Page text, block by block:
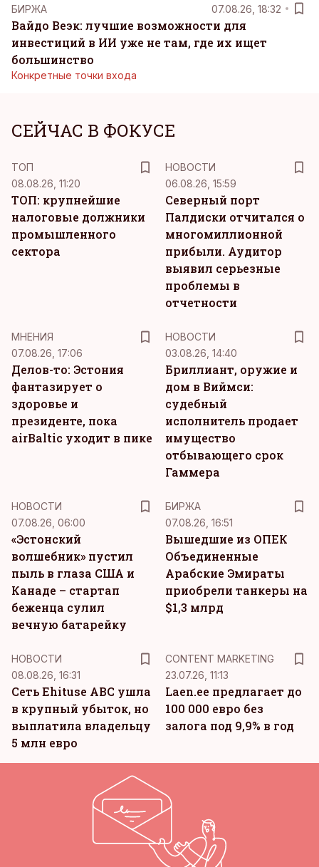
БИРЖА 07.08.26, 18:32
Вайдо Веэк: лучшие возможности для
инвестиций в ИИ уже не там, где их ищет
большинство
Конкретные точки входа
СЕЙЧАС В ФОКУСЕ
ТОП
08.08.26, 11:20
ТОП: крупнейшие
налоговые должники
промышленного
сектора
НОВОСТИ
06.08.26, 15:59
Северный порт
Палдиски отчитался о
многомиллионной
прибыли. Аудитор
выявил серьезные
проблемы в
отчетности
MНЕНИЯ
07.08.26, 17:06
Делов-то: Эстония
фантазирует о
здоровье и
президенте, пока
airBaltic уходит в пике
НОВОСТИ
03.08.26, 14:40
Бриллиант, оружие и
дом в Виймси:
судебный
исполнитель продает
имущество
отбывающего срок
Гаммера
НОВОСТИ
07.08.26, 06:00
«Эстонский
волшебник» пустил
пыль в глаза США и
Канаде – стартап
беженца сулил
вечную батарейку
БИРЖА
07.08.26, 16:51
Вышедшие из ОПЕК
Объединенные
Арабские Эмираты
приобрели танкеры на
$1,3 млрд
НОВОСТИ
08.08.26, 16:31
Сеть Ehituse ABC ушла
в крупный убыток, но
выплатила владельцу
5 млн евро
CONTENT MARKETING
23.07.26, 11:13
Laen.ee предлагает до
100 000 евро без
залога под 9,9% в год